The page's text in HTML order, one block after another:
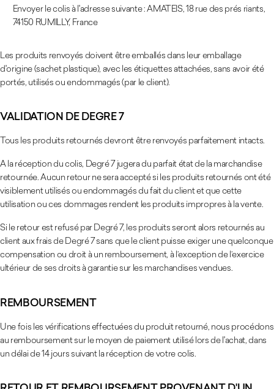
Envoyer le colis à l'adresse suivante : AMATEIS, 18 rue des prés riants,
74150 RUMILLY, France
Les produits renvoyés doivent être emballés dans leur emballage
d'origine (sachet plastique), avec les étiquettes attachées, sans avoir été
portés, utilisés ou endommagés (par le client).
VALIDATION DE DEGRE 7
Tous les produits retournés devront être renvoyés parfaitement intacts.
A la réception du colis, Degré 7 jugera du parfait état de la marchandise
retournée. Aucun retour ne sera accepté si les produits retournés ont été
visiblement utilisés ou endommagés du fait du client et que cette
utilisation ou ces dommages rendent les produits impropres à la vente.
Si le retour est refusé par Degré 7, les produits seront alors retournés au
client aux frais de Degré 7 sans que le client puisse exiger une quelconque
compensation ou droit à un remboursement, à l’exception de l’exercice
ultérieur de ses droits à garantie sur les marchandises vendues.
REMBOURSEMENT
Une fois les vérifications effectuées du produit retourné, nous procédons
au remboursement sur le moyen de paiement utilisé lors de l'achat, dans
un délai de 14 jours suivant la réception de votre colis.